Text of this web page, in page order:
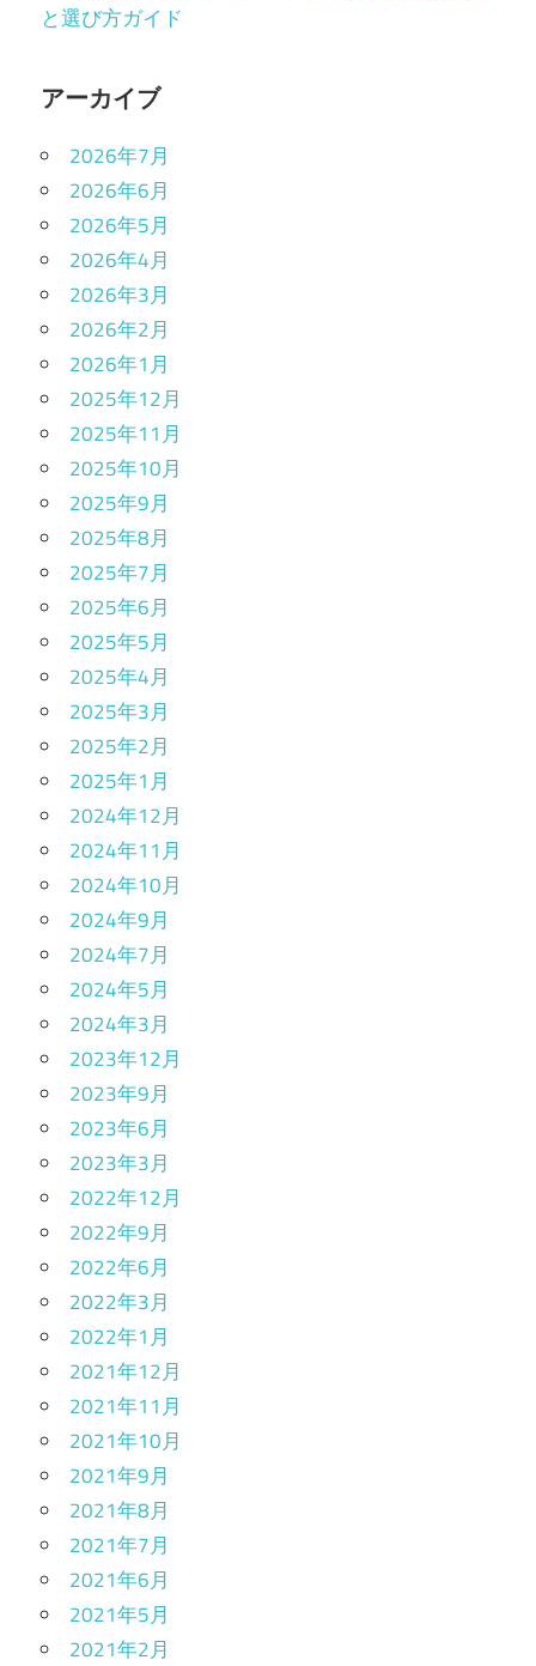
と選び方ガイド
アーカイブ
2026年7月
2026年6月
2026年5月
2026年4月
2026年3月
2026年2月
2026年1月
2025年12月
2025年11月
2025年10月
2025年9月
2025年8月
2025年7月
2025年6月
2025年5月
2025年4月
2025年3月
2025年2月
2025年1月
2024年12月
2024年11月
2024年10月
2024年9月
2024年7月
2024年5月
2024年3月
2023年12月
2023年9月
2023年6月
2023年3月
2022年12月
2022年9月
2022年6月
2022年3月
2022年1月
2021年12月
2021年11月
2021年10月
2021年9月
2021年8月
2021年7月
2021年6月
2021年5月
2021年2月